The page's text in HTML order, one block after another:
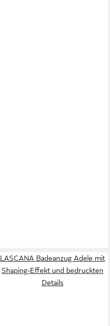
LASCANA Badeanzug Adele mit
Shaping-Effekt und bedruckten
Details